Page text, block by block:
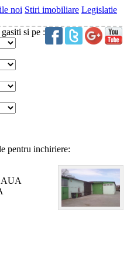
noi Stiri imobiliare Legislatie
si pe :
pentru inchiriere: